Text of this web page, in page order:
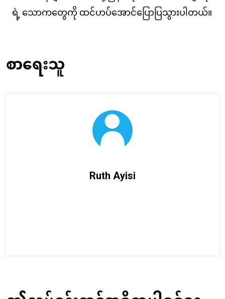
ရဲ့ သောကတွေကို ထင်ဟပ်အောင်ပြောပြသွားပါတယ်။
စာရေးသူ
Ruth Ayisi